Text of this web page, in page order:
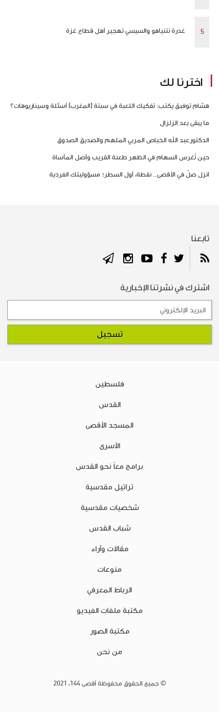
غدرة نتنياهو والسيسي تهجير أهل قطاع غزة
اخترنا لك
هشام توفيق يكتب: تفكيك اللعبة في سبتة (المغرب) أسئلة وسيناريوهات؟
ما يبقى بعد الزلزال
الدكتورعبد الله الخباص المربي الملهم والصديق الصدوق
حين تُغرس السهام في الظهر طعنة القريب وأصل المأساة
انزل صلِّ في الأقصى.. نقطة، أول السطر؛ مسؤوليتك الفردية
تابعنا
اشترك في نشرتنا الإخبارية
فلسطين
القدس
المسجد الأقصى
الأسرى
برامج معاً نحو القدس
تراتيل مقدسية
شخصيات مقدسية
شباب القدس
مقالات وآراء
منوعات
الرباط المعرفي
مكتبة ملفات الفيديو
مكتبة الصور
من نحن
© جميع الحقوق محفوظة أقصى 144، 2021